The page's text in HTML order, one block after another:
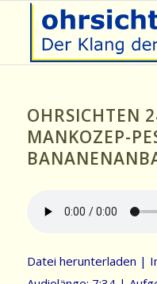
OHRSICHTEN
MANKOZEP-
Datei herunterladen |